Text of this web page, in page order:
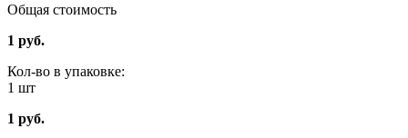
Общая стоимость
1 руб.
Кол-во в упаковке:
1 шт
1 руб.